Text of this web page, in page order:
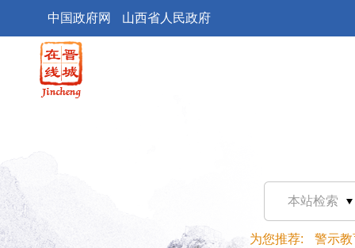
中国政府网 山西省人民政府
本站检索
为您推荐: 警示教